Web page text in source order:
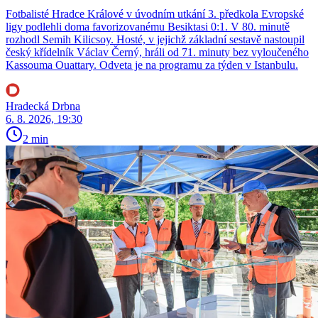
Fotbalisté Hradce Králové v úvodním utkání 3. předkola Evropské
ligy podlehli doma favorizovanému Besiktasi 0:1. V 80. minutě
rozhodl Semih Kilicsoy. Hosté, v jejichž základní sestavě nastoupil
český křídelník Václav Černý, hráli od 71. minuty bez vyloučeného
Kassouma Ouattary. Odveta je na programu za týden v Istanbulu.
Hradecká Drbna
6. 8. 2026, 19:30
2 min